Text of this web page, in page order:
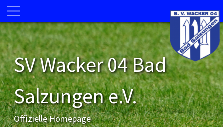
SV Wacker 04 Bad
Salzungen e.V.
Offizielle Homepage